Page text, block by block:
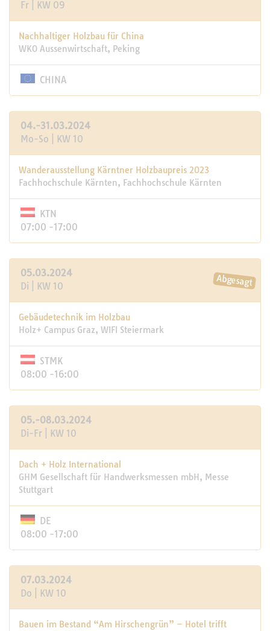
Fr | KW 09
Nachhaltiger Holzbau für China
WKO Aussenwirtschaft, Peking
CHINA
04.-31.03.2024
Mo-So | KW 10
Wanderausstellung Kärntner Holzbaupreis 2023
Fachhochschule Kärnten, Fachhochschule Kärnten
KTN
07:00 -17:00
05.03.2024
Di | KW 10
Gebäudetechnik im Holzbau
Holz+ Campus Graz, WIFI Steiermark
STMK
08:00 -16:00
05.-08.03.2024
Di-Fr | KW 10
Dach + Holz International
GHM Gesellschaft für Handwerksmessen mbH, Messe
Stuttgart
DE
08:00 -17:00
07.03.2024
Do | KW 10
Bauen im Bestand “Am Hirschengrün” – Hotel trifft